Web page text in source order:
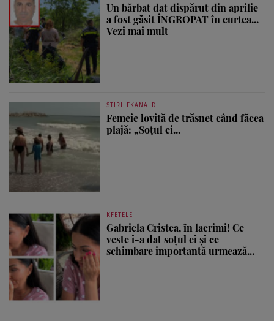
Un bărbat dat dispărut din aprilie
a fost găsit ÎNGROPAT în curtea...
Vezi mai mult
STIRILEKANALD
Femeie lovită de trăsnet când făcea
plajă: „Soțul ei...
KFETELE
Gabriela Cristea, în lacrimi! Ce
veste i-a dat soțul ei și ce
schimbare importantă urmează...